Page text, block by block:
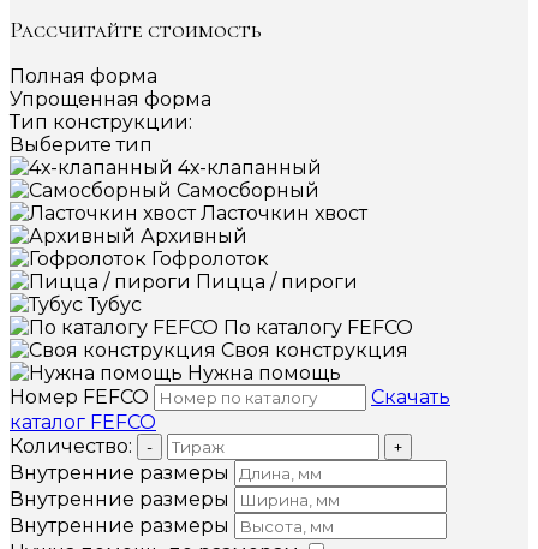
Рассчитайте стоимость
Полная форма
Упрощенная форма
Тип конструкции:
Выберите тип
4х-клапанный
Самосборный
Ласточкин хвост
Архивный
Гофролоток
Пицца / пироги
Тубус
По каталогу FEFCO
Своя конструкция
Нужна помощь
Номер FEFCO
Скачать
каталог FEFCO
Количество:
- +
Внутренние размеры
Внутренние размеры
Внутренние размеры